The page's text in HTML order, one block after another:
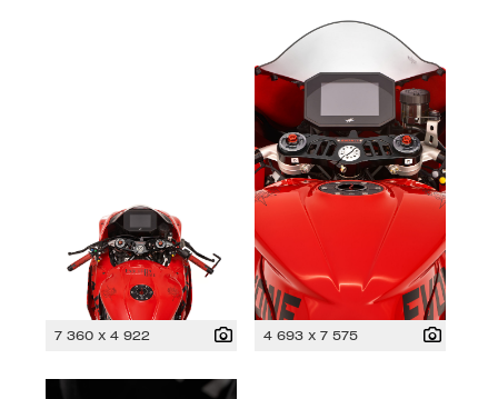
7 360 x 4 922 4 693 x 7 575